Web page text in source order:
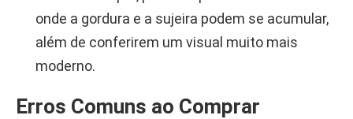
onde a gordura e a sujeira podem se acumular,
além de conferirem um visual muito mais
moderno.
Erros Comuns ao Comprar